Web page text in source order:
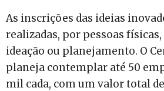
As inscrições das ideias
realizadas, por pessoas
ideação ou planejamento. O
planeja contemplar até 50
mil cada, com um valor total